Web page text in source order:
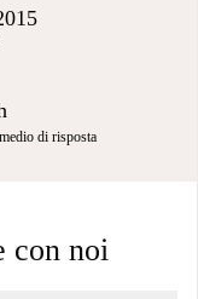
di risposta
con noi